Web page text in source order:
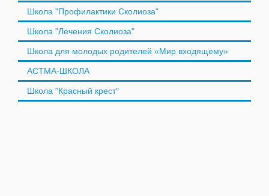
Школа "Профилактики Сколиоза"
Школа "Лечения Сколиоза"
Школа для молодых родителей «Мир входящему»
АСТМА-ШКОЛА
Школа "Красный крест"